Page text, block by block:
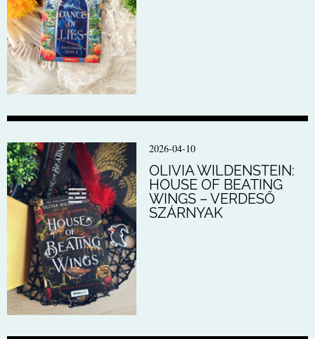
2026-04-10
OLIVIA WILDENSTEIN:
HOUSE OF BEATING
WINGS – VERDESŐ
SZÁRNYAK